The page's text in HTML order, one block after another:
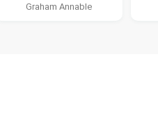
Graham Annable